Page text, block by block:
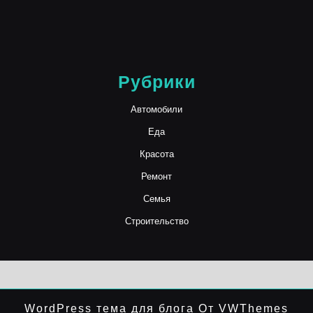
Рубрики
Автомобили
Еда
Красота
Ремонт
Семья
Строительство
WordPress тема для блога От VWThemes